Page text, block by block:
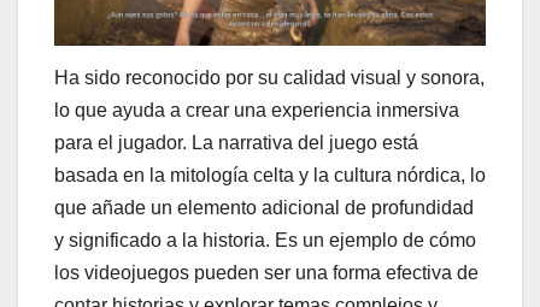
Ha sido reconocido por su calidad visual y sonora,
lo que ayuda a crear una experiencia inmersiva
para el jugador. La narrativa del juego está
basada en la mitología celta y la cultura nórdica, lo
que añade un elemento adicional de profundidad
y significado a la historia. Es un ejemplo de cómo
los videojuegos pueden ser una forma efectiva de